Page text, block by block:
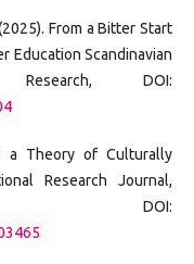
From a Bitter Start
Education Scandinavian
DOI:
a Theory of Culturally
Research Journal,
DOI: